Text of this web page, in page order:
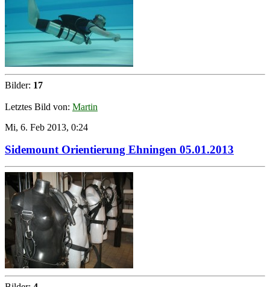
Bilder: 17
Letztes Bild von: Martin
Mi, 6. Feb 2013, 0:24
Sidemount Orientierung Ehningen 05.01.2013